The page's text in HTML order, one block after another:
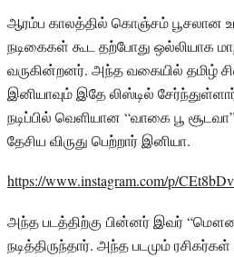
ஆரம்ப காலத்தில் கொஞ்சம் பூசலான
நடிகைகள் கூட தற்போது ஒல்லியாக
வருகின்றனர். அந்த வகையில் தமிழ்
இனியாவும் இதே லிஸ்டில்
நடிப்பில் வெளியான “வாகை பூ
தேசிய விருது பெற்றார் இனியா.
https://www.instagram.com/p/
அந்த படத்திற்கு பின்னர் இவர்
நடித்திருந்தார். அந்த படமும்